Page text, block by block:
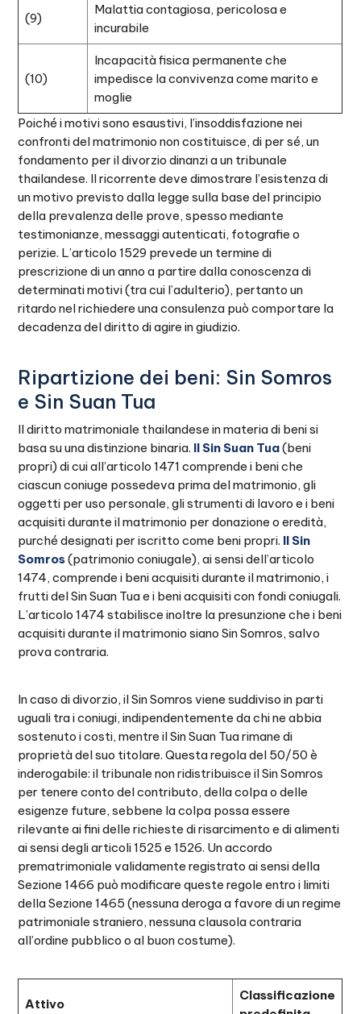
(9)
Malattia contagiosa, pericolosa e
incurabile
(10)
Incapacità fisica permanente che
impedisce la convivenza come marito e
moglie
Poiché i motivi sono esaustivi, l’insoddisfazione nei
confronti del matrimonio non costituisce, di per sé, un
fondamento per il divorzio dinanzi a un tribunale
thailandese. Il ricorrente deve dimostrare l’esistenza di
un motivo previsto dalla legge sulla base del principio
della prevalenza delle prove, spesso mediante
testimonianze, messaggi autenticati, fotografie o
perizie. L’articolo 1529 prevede un termine di
prescrizione di un anno a partire dalla conoscenza di
determinati motivi (tra cui l’adulterio), pertanto un
ritardo nel richiedere una consulenza può comportare la
decadenza del diritto di agire in giudizio.
Ripartizione dei beni: Sin Somros
e Sin Suan Tua
Il diritto matrimoniale thailandese in materia di beni si
basa su una distinzione binaria. Il Sin Suan Tua(beni
propri) di cui all’articolo 1471 comprende i beni che
ciascun coniuge possedeva prima del matrimonio, gli
oggetti per uso personale, gli strumenti di lavoro e i beni
acquisiti durante il matrimonio per donazione o eredità,
purché designati per iscritto come beni propri. Il Sin
Somros(patrimonio coniugale), ai sensi dell’articolo
1474, comprende i beni acquisiti durante il matrimonio, i
frutti del Sin Suan Tua e i beni acquisiti con fondi coniugali.
L’articolo 1474 stabilisce inoltre la presunzione che i beni
acquisiti durante il matrimonio siano Sin Somros, salvo
prova contraria.
In caso di divorzio, il Sin Somros viene suddiviso in parti
uguali tra i coniugi, indipendentemente da chi ne abbia
sostenuto i costi, mentre il Sin Suan Tua rimane di
proprietà del suo titolare. Questa regola del 50/50 è
inderogabile: il tribunale non ridistribuisce il Sin Somros
per tenere conto del contributo, della colpa o delle
esigenze future, sebbene la colpa possa essere
rilevante ai fini delle richieste di risarcimento e di alimenti
ai sensi degli articoli 1525 e 1526. Un accordo
prematrimoniale validamente registrato ai sensi della
Sezione 1466 può modificare queste regole entro i limiti
della Sezione 1465 (nessuna deroga a favore di un regime
patrimoniale straniero, nessuna clausola contraria
all’ordine pubblico o al buon costume).
Attivo
Classificazione